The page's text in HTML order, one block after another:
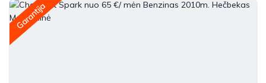
Garantija